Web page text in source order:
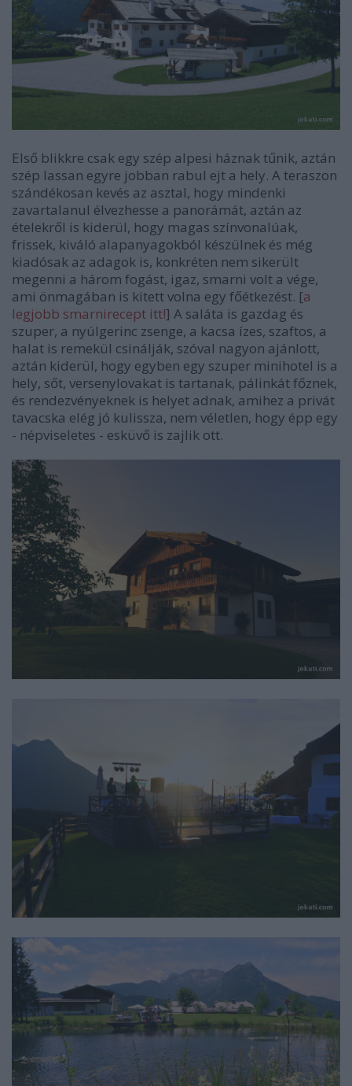
Első blikkre csak egy szép alpesi háznak tűnik, aztán
szép lassan egyre jobban rabul ejt a hely. A teraszon
szándékosan kevés az asztal, hogy mindenki
zavartalanul élvezhesse a panorámát, aztán az
ételekről is kiderül, hogy magas színvonalúak,
frissek, kiváló alapanyagokból készülnek és még
kiadósak az adagok is, konkréten nem sikerült
megenni a három fogást, igaz, smarni volt a vége,
ami önmagában is kitett volna egy főétkezést. [a
legjobb smarnirecept itt!] A saláta is gazdag és
szuper, a nyúlgerinc zsenge, a kacsa ízes, szaftos, a
halat is remekül csinálják, szóval nagyon ajánlott,
aztán kiderül, hogy egyben egy szuper minihotel is a
hely, sőt, versenylovakat is tartanak, pálinkát főznek,
és rendezvényeknek is helyet adnak, amihez a privát
tavacska elég jó kulissza, nem véletlen, hogy épp egy
- népviseletes - esküvő is zajlik ott.